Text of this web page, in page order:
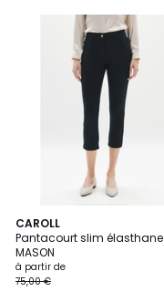
CAROLL
Pantacourt slim élasthane
MASON
à partir de
75,00 €
5
/
5
2
Couleurs